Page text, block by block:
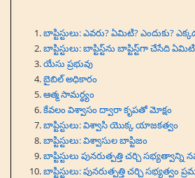
బాప్టిస్టులు: ఎవరు? ఏమిటి? ఎందుకు?
బాప్టిస్టులు: బాప్టిస్ట్‌ను బాప్టిస్ట్‌గా చేసేది
యేసు ప్రభువు
బైబిల్ అధికారం
ఆత్మ సామర్థ్యం
కేవలం విశ్వాసం ద్వారా కృపతో మోక్షం
బాప్టిస్టులు: విశ్వాసి యొక్క యాజకత్వం
బాప్టిస్టులు: విశ్వాసుల బాప్టిజం
బాప్టిస్టులు పునరుత్పత్తి చర్చి సభ్యత్వాన్ని
బాప్టిస్టులు: పునరుత్పత్తి చర్చి సభ్యత్వం